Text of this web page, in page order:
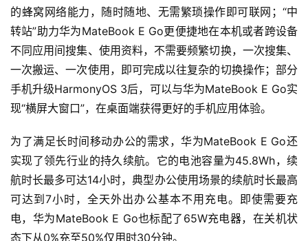
的蜂窝网络能力，随时随地、无需繁琐操作即可联网；“中
转站”助力华为MateBook E Go更便捷地在本机或者跨设备
不同应用间搜集、使用资料，不需要频繁切换，一次搜集、
一次搬运、一次使用，即可完成以往复杂的切换操作；部分
手机升级HarmonyOS 3后，可以与华为MateBook E Go实
现“横屏大窗口”，在桌面端获得更好的手机应用体验。
为了满足长时间移动办公的需求，华为MateBook E Go还
实现了领先行业的持久续航。它的电池容量为45.8Wh，续
航时长最多可达14小时，典型办公使用场景的续航时长最高
可达到7小时，全天外出办公基本不用充电。即使需要充
电，华为MateBook E Go也标配了65W充电器，在关机状
态下从0%充至50%仅用时30分钟。